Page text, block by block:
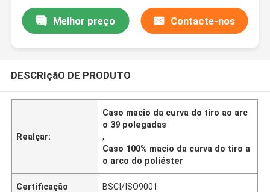
Melhor preço Contacte-nos
DESCRIçãO DE PRODUTO
Realçar:
Caso macio da curva do tiro ao arc
o 39 polegadas
,
Caso 100% macio da curva do tiro a
o arco do poliéster
Certificação BSCI/ISO9001